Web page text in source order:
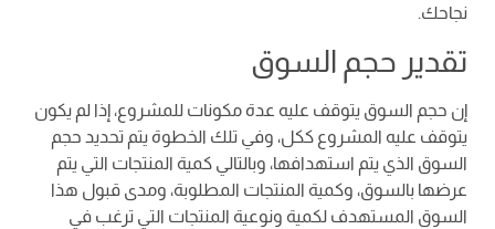
نجاحك.
تقدير حجم السوق
إن حجم السوق يتوقف عليه عدة مكونات للمشروع، إذا لم يكون
يتوقف عليه المشروع ككل، وفي تلك الخطوة يتم تحديد حجم
السوق الذي يتم استهدافها، وبالتالي كمية المنتجات التي يتم
عرضها بالسوق، وكمية المنتجات المطلوبة، ومدى قبول هذا
السوق المستهدف لكمية ونوعية المنتجات التي ترغب في